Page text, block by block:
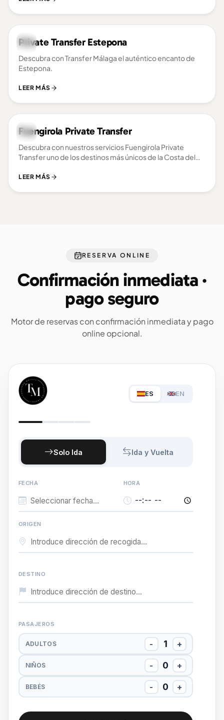
COSTA DEL SOL
Private Transfer Estepona
Descubra con Transfer Málaga el auténtico encanto de
Estepona.
LEER MÁS
COSTA DEL SOL
Fuengirola Private Transfer
Descubra con nuestros servicios Fuengirola Private
Transfer uno de los destinos más únicos de la Costa del
LEER MÁS
RESERVA ONLINE
Confirmación inmediata ·
pago seguro
Motor de reservas con confirmación inmediata y pago
online opcional.